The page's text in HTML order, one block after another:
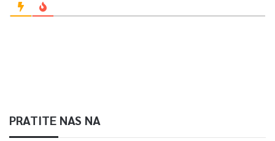
PRATITE NAS NA